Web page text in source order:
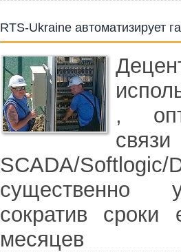
RTS-Ukraine автоматизирует
,
SCADA/
существенно
сократив
месяцев